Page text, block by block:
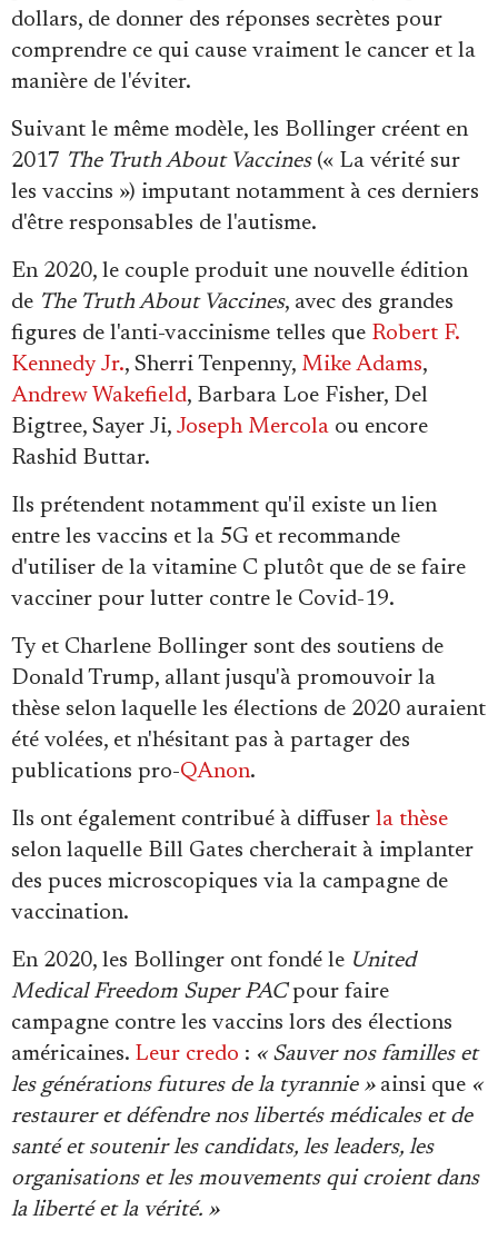
dollars, de donner des réponses secrètes pour
comprendre ce qui cause vraiment le cancer et la
manière de l'éviter.
Suivant le même modèle, les Bollinger créent en
2017 The Truth About Vaccines(« La vérité sur
les vaccins ») imputant notamment à ces derniers
d'être responsables de l'autisme.
En 2020, le couple produit une nouvelle édition
de The Truth About Vaccines, avec des grandes
figures de l'anti-vaccinisme telles que Robert F.
Kennedy Jr., Sherri Tenpenny, Mike Adams,
Andrew Wakefield, Barbara Loe Fisher, Del
Bigtree, Sayer Ji, Joseph Mercola ou encore
Rashid Buttar.
Ils prétendent notamment qu'il existe un lien
entre les vaccins et la 5G et recommande
d'utiliser de la vitamine C plutôt que de se faire
vacciner pour lutter contre le Covid-19.
Ty et Charlene Bollinger sont des soutiens de
Donald Trump, allant jusqu'à promouvoir la
thèse selon laquelle les élections de 2020 auraient
été volées, et n'hésitant pas à partager des
publications pro-QAnon.
Ils ont également contribué à diffuser la thèse
selon laquelle Bill Gates chercherait à implanter
des puces microscopiques via la campagne de
vaccination.
En 2020, les Bollinger ont fondé le United
Medical Freedom Super PACpour faire
campagne contre les vaccins lors des élections
américaines. Leur credo : « Sauver nos familles et
les générations futures de la tyrannie »ainsi que «
restaurer et défendre nos libertés médicales et de
santé et soutenir les candidats, les leaders, les
organisations et les mouvements qui croient dans
la liberté et la vérité. »